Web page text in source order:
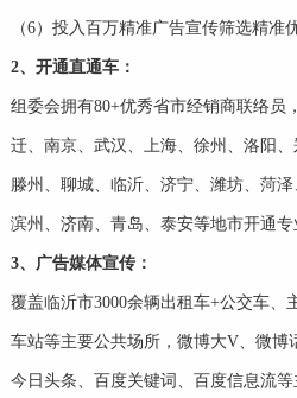
（6）投入百万精准广告宣传筛选精准
2、开通直通车：
组委会拥有80+优秀省市经销商联络员
迁、南京、武汉、上海、徐州、洛阳、
滕州、聊城、临沂、济宁、潍坊、菏泽
滨州、济南、青岛、泰安等地市开通专
3、广告媒体宣传：
覆盖临沂市3000余辆出租车+公交车、
车站等主要公共场所，微博大V、微博
今日头条、百度关键词、百度信息流